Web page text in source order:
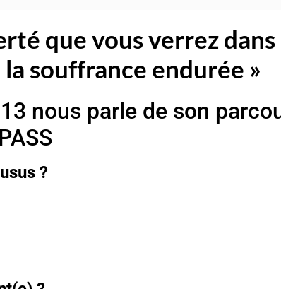
que vous verrez
souffrance endurée »
nous parle de son
?